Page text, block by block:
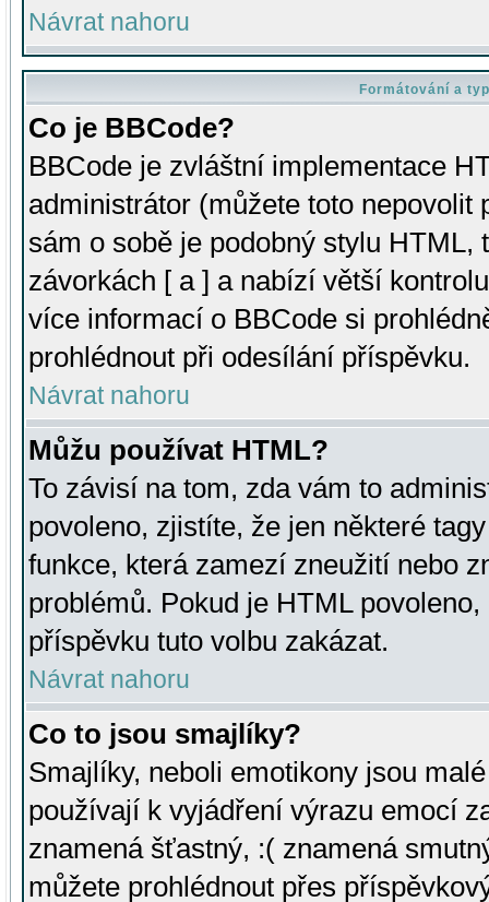
Návrat nahoru
Formátování a
Co je BBCode?
BBCode je zvláštní implementace
administrátor (můžete toto
sám o sobě je podobný stylu HTML,
závorkách [ a ] a nabízí větší
více informací o BBCode si
prohlédnout při odesílání příspěvku.
Návrat nahoru
Můžu používat HTML?
To závisí na tom, zda vám to
povoleno, zjistíte, že jen některé
funkce, která zamezí zneužití nebo
problémů. Pokud je HTML
příspěvku tuto volbu zakázat.
Návrat nahoru
Co to jsou smajlíky?
Smajlíky, neboli emotikony jsou
používají k vyjádření výrazu emocí
znamená šťastný, :( znamená
můžete prohlédnout přes